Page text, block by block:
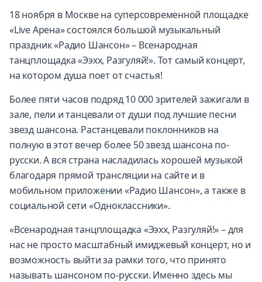
18 ноября в Москве на суперсовременной площадке
«Live Арена» состоялся большой музыкальный
праздник «Радио Шансон» – Всенародная
танцплощадка «Ээхх, Разгуляй!». Тот самый концерт,
на котором душа поет от счастья!
Более пяти часов подряд 10 000 зрителей зажигали в
зале, пели и танцевали от души под лучшие песни
звезд шансона. Растанцевали поклонников на
полную в этот вечер более 50 звезд шансона по-
русски. А вся страна насладилась хорошей музыкой
благодаря прямой трансляции на сайте и в
мобильном приложении «Радио Шансон», а также в
социальной сети «Одноклассники».
«Всенародная танцплощадка «Ээхх, Разгуляй!» – для
нас не просто масштабный имиджевый концерт, но и
возможность выйти за рамки того, что принято
называть шансоном по-русски. Именно здесь мы